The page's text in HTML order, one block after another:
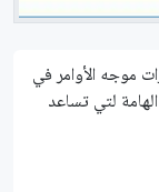
موجه الأوامر في
الهامة لتي تساعد